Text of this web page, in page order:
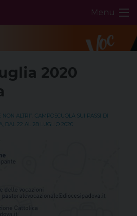
Menu
2020
NON ALTRI”. CAMPOSCUOLA SUI PASSI DI
DAL 22 AL 28 LUGLIO 2020